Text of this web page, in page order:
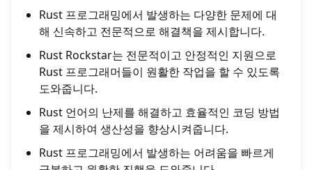
Rust 프로그래밍에서 발생하는 다양한 문제에 대
해 신속하고 전문적으로 해결책을 제시합니다.
Rust Rockstar는 전문적이고 안정적인 지원으로
Rust 프로그래머들이 원활한 작업을 할 수 있도록
도와줍니다.
Rust 언어의 난제를 해결하고 효율적인 코딩 방법
을 제시하여 생산성을 향상시켜줍니다.
Rust 프로그래밍에서 발생하는 어려움을 빠르게